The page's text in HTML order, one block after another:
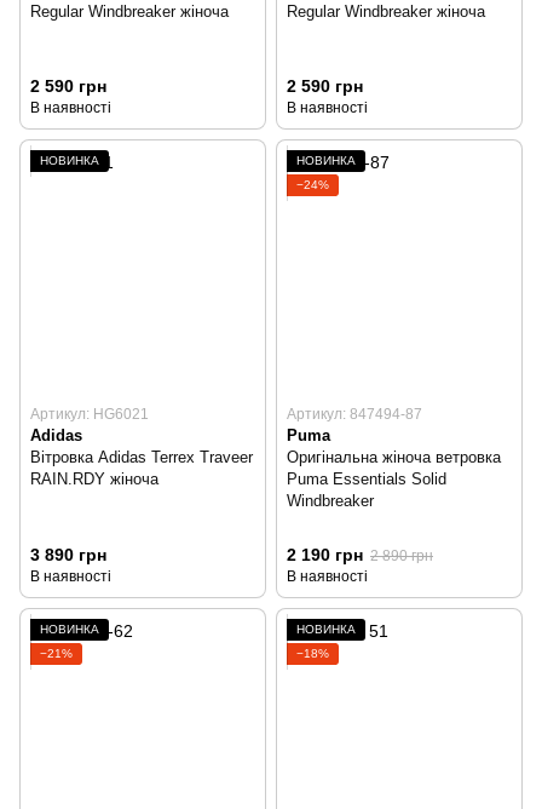
Regular Windbreaker жіноча
2 590 грн
В наявності
Regular Windbreaker жіноча
2 590 грн
В наявності
НОВИНКА
Артикул: HG6021
Adidas
Вітровка Adidas Terrex Traveer
RAIN.RDY жіноча
3 890 грн
В наявності
НОВИНКА
−24%
Артикул: 847494-87
Puma
Оригінальна жіноча ветровка
Puma Essentials Solid
Windbreaker
2 190 грн 2 890 грн
В наявності
НОВИНКА
−21%
НОВИНКА
−18%